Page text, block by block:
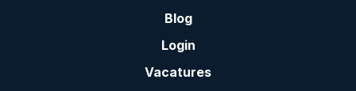
Blog
Login
Vacatures